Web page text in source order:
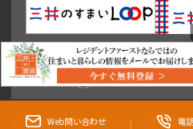
Web問い合わせ 電
0120-321-
9:30~18:00（水曜定
東京都知事（3）第96482号 （一社） 不動産流通経